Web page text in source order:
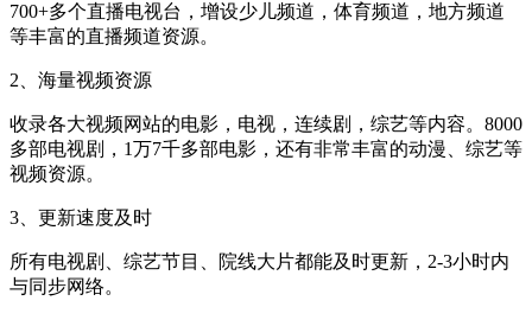
700+多个直播电视台，增设少儿频道，体育频道，地方频道
等丰富的直播频道资源。
2、海量视频资源
收录各大视频网站的电影，电视，连续剧，综艺等内容。8000
多部电视剧，1万7千多部电影，还有非常丰富的动漫、综艺等
视频资源。
3、更新速度及时
所有电视剧、综艺节目、院线大片都能及时更新，2-3小时内
与同步网络。